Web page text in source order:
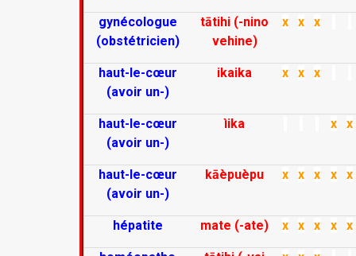
gynécologue
(obstétricien)
tātihi (-nino
vehine)
x x x
haut-le-cœur
(avoir un-)
ikaika x x x
haut-le-cœur
(avoir un-)
ìika x x
haut-le-cœur
(avoir un-)
kāèpuèpu x x x x x
hépatite mate (-ate) x x x x x